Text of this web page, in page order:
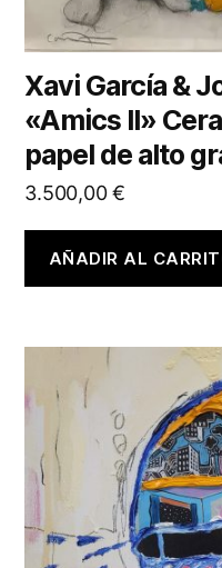
Xavi García &
«Amics II»
papel de alto
3.500,00€
AÑADIR AL